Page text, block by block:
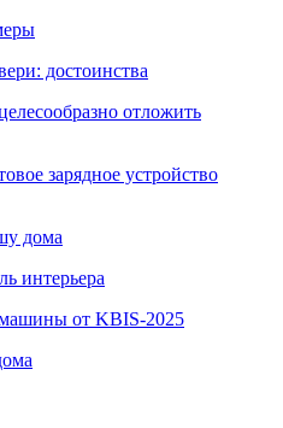
достоинства
отложить
зарядное устройство
дома
интерьера
от KBIS-2025